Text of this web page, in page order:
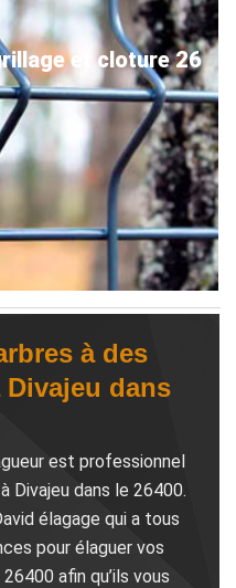
et cloture 26
à des
dans
est professionnel
Divajeu dans le 26400.
élagage qui a tous
pour élaguer vos
afin qu’ils vous